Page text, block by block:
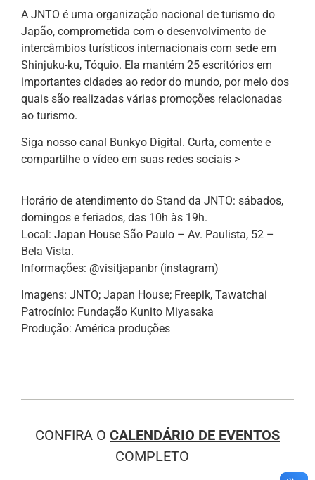
A JNTO é uma organização nacional de turismo do
Japão, comprometida com o desenvolvimento de
intercâmbios turísticos internacionais com sede em
Shinjuku-ku, Tóquio. Ela mantém 25 escritórios em
importantes cidades ao redor do mundo, por meio dos
quais são realizadas várias promoções relacionadas
ao turismo.
Siga nosso canal Bunkyo Digital. Curta, comente e
compartilhe o vídeo em suas redes sociais >
Horário de atendimento do Stand da JNTO: sábados,
domingos e feriados, das 10h às 19h.
Local: Japan House São Paulo – Av. Paulista, 52 –
Bela Vista.
Informações: @visitjapanbr (instagram)
Imagens: JNTO; Japan House; Freepik, Tawatchai
Patrocínio: Fundação Kunito Miyasaka
Produção: América produções
CONFIRA O CALENDÁRIO DE EVENTOS
COMPLETO